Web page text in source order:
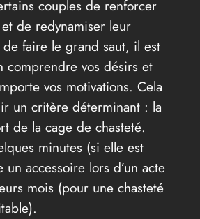
couples de renforcer
de redynamiser leur
faire le grand saut, il est
comprendre vos désirs et
vos motivations. Cela
un critère déterminant : la
de la cage de chasteté.
minutes (si elle est
un accessoire lors d’un acte
mois (pour une chasteté